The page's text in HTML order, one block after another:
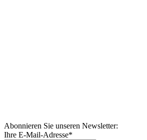
Abonnieren Sie unseren Newsletter:
Ihre E-Mail-Adresse*